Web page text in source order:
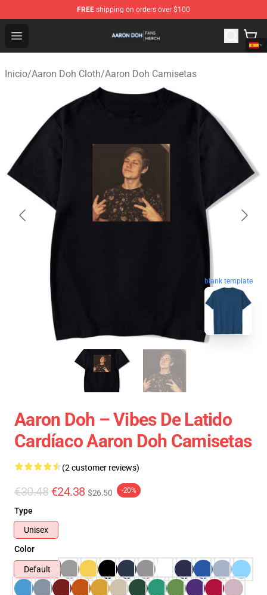
FREE shipping on orders over $100
Open menu
Aaron Doh Shop - Official Aaron Doh Merchandise Store
Inicio/Aaron Doh Cloth/Aaron Doh Camisetas
blank template
Aaron Doh – Vibes De Latido
Cardíaco Aaron Doh Camisetas
(2 customer reviews)
€30.48 €24.38 $26.50 -20%
Type
Unisex
Color
Default